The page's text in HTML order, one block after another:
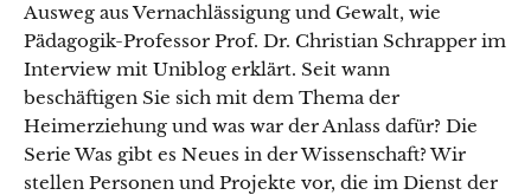
Ausweg aus Vernachlässigung und Gewalt, wie
Pädagogik-Professor Prof. Dr. Christian Schrapper im
Interview mit Uniblog erklärt. Seit wann
beschäftigen Sie sich mit dem Thema der
Heimerziehung und was war der Anlass dafür? Die
Serie Was gibt es Neues in der Wissenschaft? Wir
stellen Personen und Projekte vor, die im Dienst der